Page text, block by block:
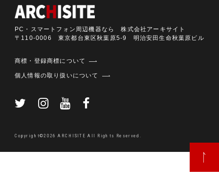
PC・スマートフォン周辺機器なら 株式会社アーキサイト
〒110-0006 東京都台東区秋葉原5-9 明治安田生命秋葉原ビル
商標・登録商標について
個人情報の取り扱いについて
Copyright©2026 ARCHISITE All Rights Reserved.